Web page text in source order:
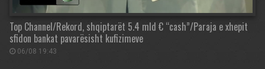
Top Channel/Rekord, shqiptarët 5.4 mld € “cash”/Paraja e xhepit
sfidon bankat pavarësisht kufizimeve
06/08 19:43